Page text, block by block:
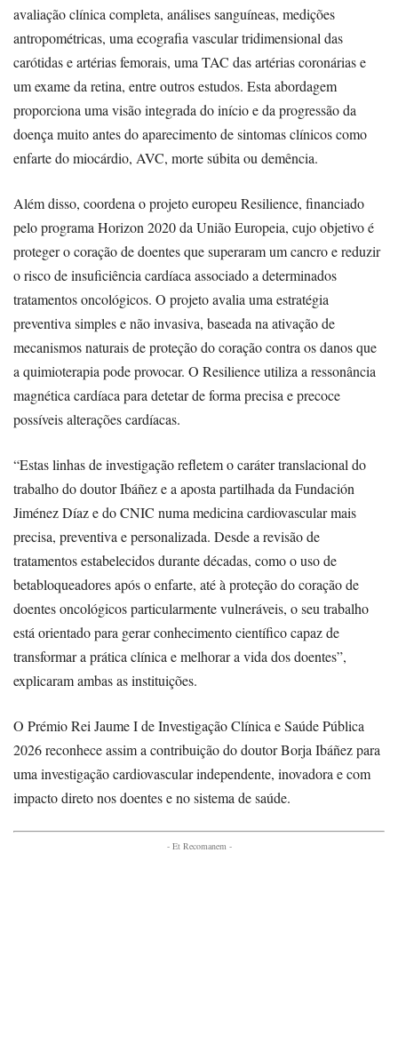
avaliação clínica completa, análises sanguíneas, medições
antropométricas, uma ecografia vascular tridimensional das
carótidas e artérias femorais, uma TAC das artérias coronárias e
um exame da retina, entre outros estudos. Esta abordagem
proporciona uma visão integrada do início e da progressão da
doença muito antes do aparecimento de sintomas clínicos como
enfarte do miocárdio, AVC, morte súbita ou demência.
Além disso, coordena o projeto europeu Resilience, financiado
pelo programa Horizon 2020 da União Europeia, cujo objetivo é
proteger o coração de doentes que superaram um cancro e reduzir
o risco de insuficiência cardíaca associado a determinados
tratamentos oncológicos. O projeto avalia uma estratégia
preventiva simples e não invasiva, baseada na ativação de
mecanismos naturais de proteção do coração contra os danos que
a quimioterapia pode provocar. O Resilience utiliza a ressonância
magnética cardíaca para detetar de forma precisa e precoce
possíveis alterações cardíacas.
“Estas linhas de investigação refletem o caráter translacional do
trabalho do doutor Ibáñez e a aposta partilhada da Fundación
Jiménez Díaz e do CNIC numa medicina cardiovascular mais
precisa, preventiva e personalizada. Desde a revisão de
tratamentos estabelecidos durante décadas, como o uso de
betabloqueadores após o enfarte, até à proteção do coração de
doentes oncológicos particularmente vulneráveis, o seu trabalho
está orientado para gerar conhecimento científico capaz de
transformar a prática clínica e melhorar a vida dos doentes”,
explicaram ambas as instituições.
O Prémio Rei Jaume I de Investigação Clínica e Saúde Pública
2026 reconhece assim a contribuição do doutor Borja Ibáñez para
uma investigação cardiovascular independente, inovadora e com
impacto direto nos doentes e no sistema de saúde.
- Et Recomanem -